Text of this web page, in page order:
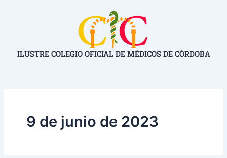
ILUSTRE COLEGIO OFICIAL DE MÉDICOS DE CÓRDOBA
9 de junio de 2023